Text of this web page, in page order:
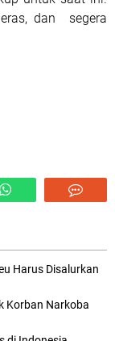
dan segera
Harus Disalurkan
Korban Narkoba